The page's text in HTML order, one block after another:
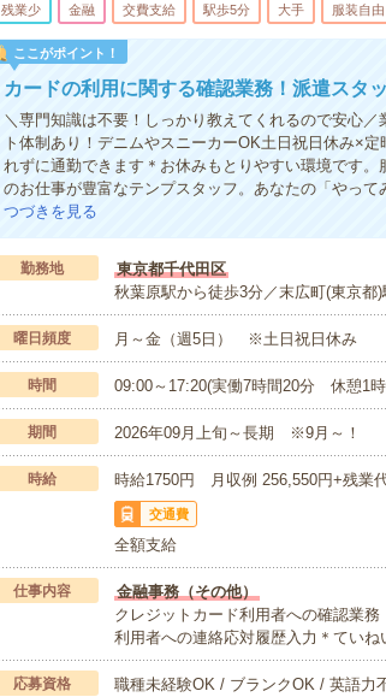
残業少 金融 交費支給 駅歩5分 大手 服装自由
ここがポイント！
カードの利用に関する確認業務！派遣スタ
＼専門知識は不要！しっかり教えてくれるので安心
ト体制あり！デニムやスニーカーOK土日祝日休み×
れずに通勤できます＊お休みもとりやすい環境です
のお仕事が豊富なテンプスタッフ。あなたの「やっ
つづきを見る
勤務地
東京都千代田区
秋葉原駅から徒歩3分／末広町(東京都
曜日頻度 月～金（週5日） ※土日祝日休み
時間 09:00～17:20(実働7時間20分 休憩1
期間 2026年09月上旬～長期 ※9月～！
時給 時給1750円 月収例 256,550円+残業
交通費
全額支給
仕事内容
金融事務（その他）
クレジットカード利用者への確認業
利用者への連絡応対履歴入力＊てい
応募資格
職種未経験OK / ブランクOK / 英語力